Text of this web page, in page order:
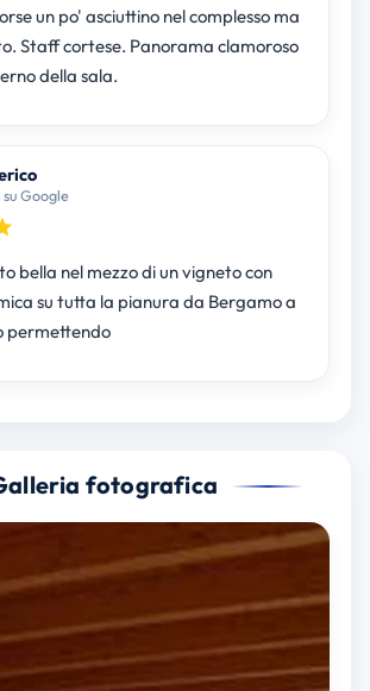
un po' asciuttino nel complesso ma
Staff cortese. Panorama clamoroso
della sala.
Google
bella nel mezzo di un vigneto con
su tutta la pianura da Bergamo a
permettendo
fotografica